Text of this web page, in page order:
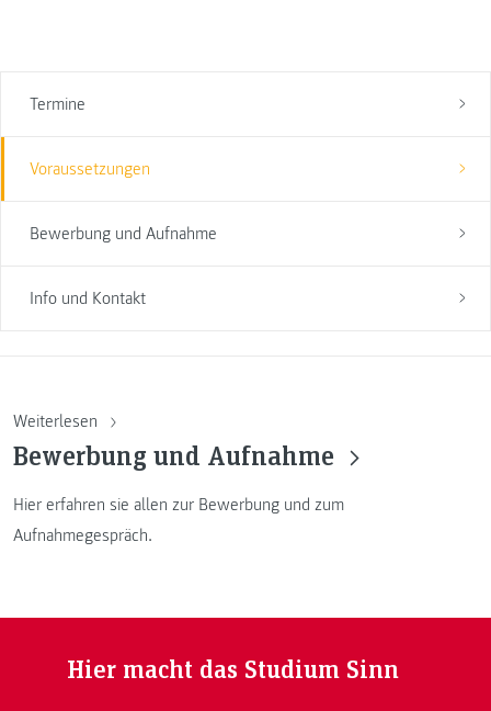
Termine
Voraussetzungen
Bewerbung und Aufnahme
Info und Kontakt
Weiterlesen
Bewerbung und Aufnahme
Hier erfahren sie allen zur Bewerbung und zum
Aufnahmegespräch.
Hier macht das Studium Sinn